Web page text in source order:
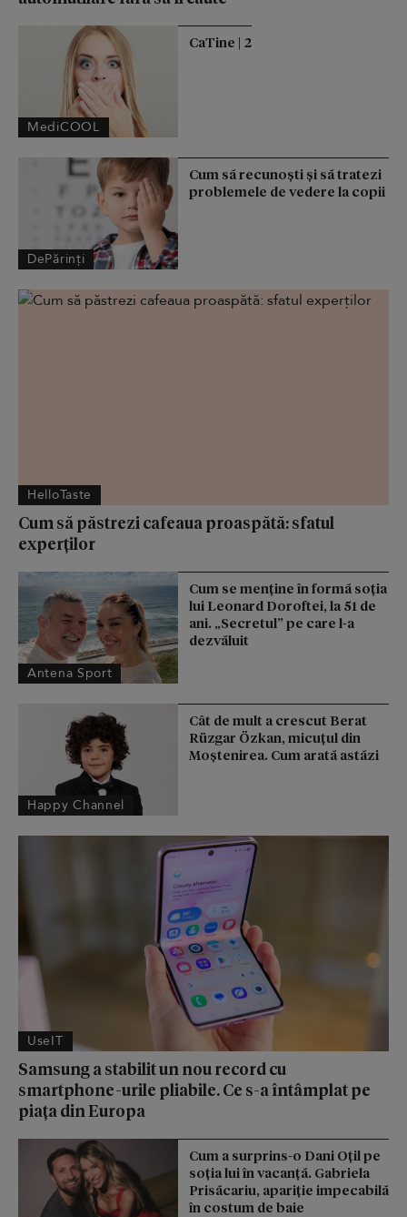
MediCOOL
CaTine | 2
DePărinți
Cum să recunoști și să tratezi
problemele de vedere la copii
HelloTaste
Cum să păstrezi cafeaua proaspătă: sfatul
experților
Antena Sport
Cum se menţine în formă soţia
lui Leonard Doroftei, la 51 de
ani. „Secretul” pe care l-a
dezvăluit
Happy Channel
Cât de mult a crescut Berat
Rüzgar Özkan, micuțul din
Moștenirea. Cum arată astăzi
UseIT
Samsung a stabilit un nou record cu
smartphone-urile pliabile. Ce s-a întâmplat pe
piața din Europa
Cum a surprins-o Dani Oțil pe
soția lui în vacanță. Gabriela
Prisăcariu, apariție impecabilă
în costum de baie